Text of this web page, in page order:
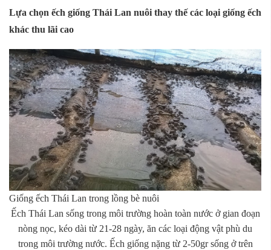
​Lựa chọn ếch giống Thái Lan nuôi thay thế các loại giống ếch
khác thu lãi cao​
Giống ếch Thái Lan trong lồng bè nuôi
Ếch Thái Lan sống trong môi trường hoàn toàn nước ở gian đoạn
nòng nọc, kéo dài từ 21-28 ngày, ăn các loại động vật phù du
trong môi trường nước. Ếch giống nặng từ 2-50gr sống ở trên